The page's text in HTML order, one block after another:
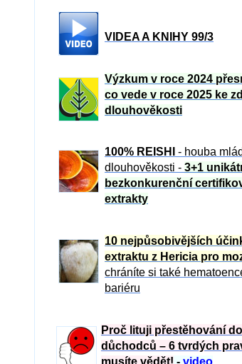
VIDEA A KNIHY 99/3
Výzkum v roce 2024
co vede v roce 2025 ke
dlouhověkosti
100% REISHI
- houba
dlouhověkosti - 3+1
bezkonkurenční
extrakty
10 nejpůsobivějších
extraktu z Hericia pro
chráníte si také
bariéru
Proč lituji přestěhování
důchodců – 6 tvrdých
musíte vědět! - video